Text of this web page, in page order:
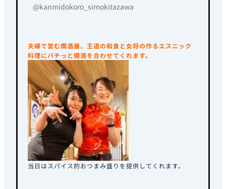
@kanmidokoro_simokitazawa
夫婦で営む燗酒屋。王道の和食と女将の作るエスニック
料理にバチっと燗酒を合わせてくれます。
当日はスパイス的おつまみ盛りを提供してくれます。